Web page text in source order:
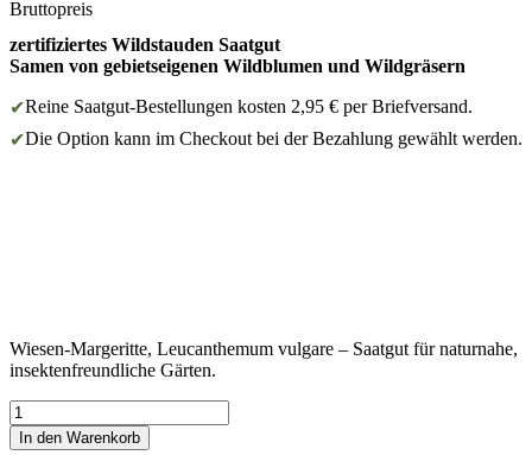
Bruttopreis
zertifiziertes Wildstauden Saatgut
Samen von gebietseigenen Wildblumen und Wildgräsern
✔Reine Saatgut-Bestellungen kosten 2,95 € per Briefversand.
✔Die Option kann im Checkout bei der Bezahlung gewählt werden.
Wiesen-Margeritte, Leucanthemum vulgare – Saatgut für naturnahe,
insektenfreundliche Gärten.
In den Warenkorb